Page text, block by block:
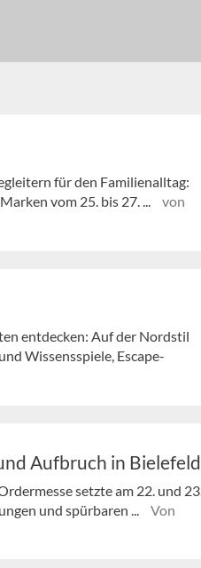
für den Familienalltag:
vom 25. bis 27. ...
von
entdecken: Auf der Nordstil
Wissensspiele, Escape-
Aufbruch in Bielefeld
setzte am 22. und 23.
und spürbaren ...
Von